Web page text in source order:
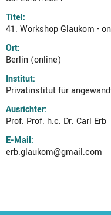
Titel:
41. Workshop Glaukom -
Ort:
Berlin (online)
Institut:
Privatinstitut für
Ausrichter:
Prof. Prof. h.c. Dr. Carl Erb
E-Mail:
erb.glaukom@gmail.com